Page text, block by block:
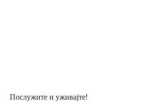
Послужите и уживајте!